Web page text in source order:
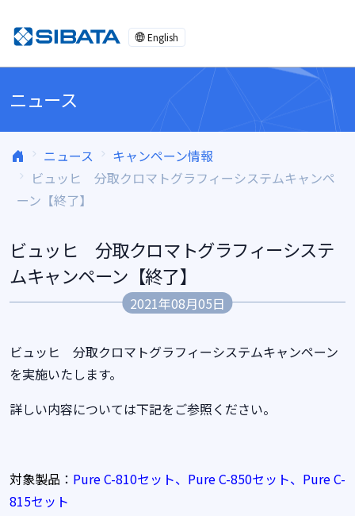
English
ニュース
ニュース
キャンペーン情報
ビュッヒ 分取クロマトグラフィーシステムキャンペ
ーン【終了】
ビュッヒ 分取クロマトグラフィーシステ
ムキャンペーン【終了】
2021年08月05日
ビュッヒ 分取クロマトグラフィーシステムキャンペーン
を実施いたします。
詳しい内容については下記をご参照ください。
対象製品 ： Pure C-810セット、Pure C-850セット、Pure C-
815セット